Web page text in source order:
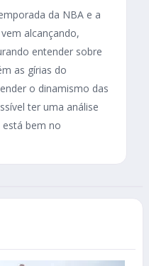
da NBA e a
alcançando,
entender sobre
as gírias do
o dinamismo das
ter uma análise
bem no